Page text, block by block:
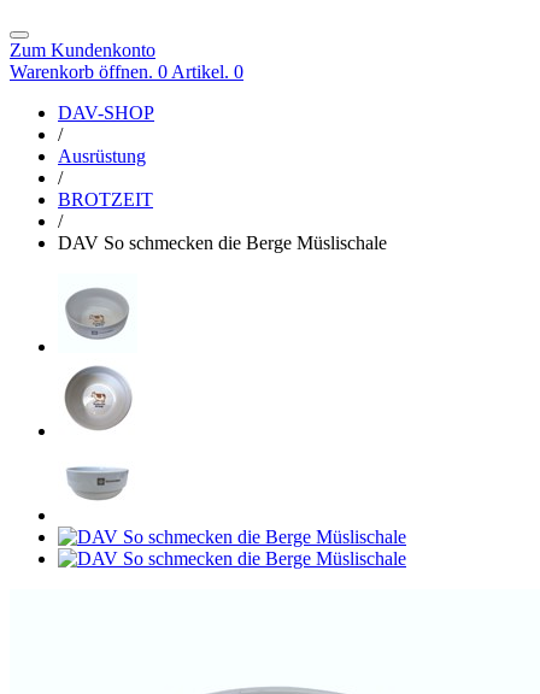
Zum Kundenkonto
Warenkorb öffnen. 0 Artikel. 0
DAV-SHOP
/
Ausrüstung
/
BROTZEIT
/
DAV So schmecken die Berge Müslischale